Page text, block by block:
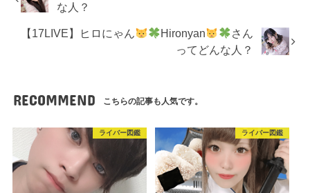
な人？
【17LIVE】ヒロにゃん Hironyan
さん
ってどんな人？
RECOMMEND こちらの記事も人気です。
ライバー図鑑 ライバー図鑑